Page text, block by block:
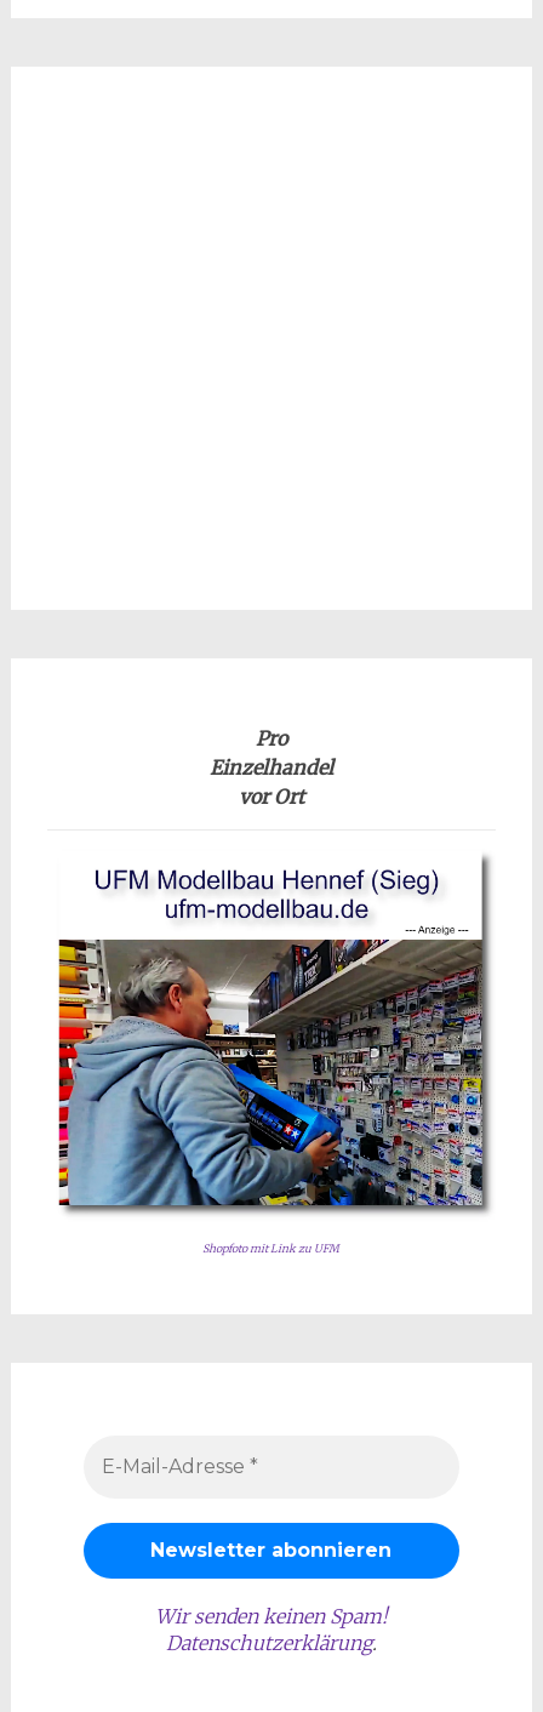
Pro
Einzelhandel
vor Ort
Shopfoto mit Link zu UFM
Wir senden keinen Spam!
Datenschutzerklärung.